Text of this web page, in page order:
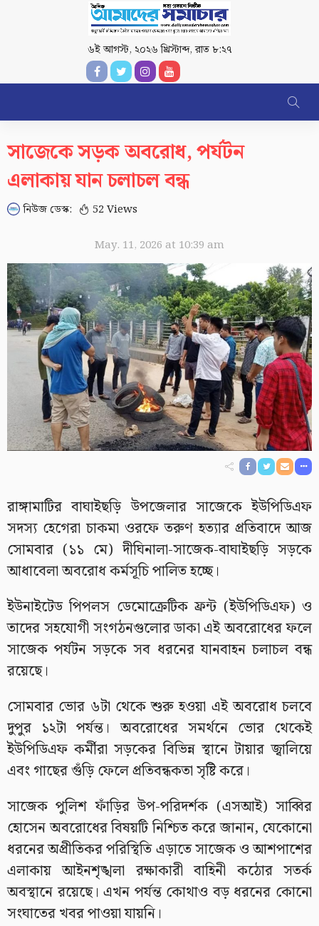
৬ই আগস্ট, ২০২৬ খ্রিস্টাব্দ,রাত ৮:২৭
সাজেকে সড়ক অবরোধ, পর্যটন
এলাকায় যান চলাচল বন্ধ
নিউজ ডেস্ক: 52 Views
May. 11, 2026 at 10:39 am
রাঙ্গামাটির বাঘাইছড়ি উপজেলার সাজেকে ইউপিডিএফ
সদস্য হেগেরা চাকমা ওরফে তরুণ হত্যার প্রতিবাদে আজ
সোমবার (১১ মে) দীঘিনালা-সাজেক-বাঘাইছড়ি সড়কে
আধাবেলা অবরোধ কর্মসূচি পালিত হচ্ছে।
ইউনাইটেড পিপলস ডেমোক্রেটিক ফ্রন্ট (ইউপিডিএফ) ও
তাদের সহযোগী সংগঠনগুলোর ডাকা এই অবরোধের ফলে
সাজেক পর্যটন সড়কে সব ধরনের যানবাহন চলাচল বন্ধ
রয়েছে।
সোমবার ভোর ৬টা থেকে শুরু হওয়া এই অবরোধ চলবে
দুপুর ১২টা পর্যন্ত। অবরোধের সমর্থনে ভোর থেকেই
ইউপিডিএফ কর্মীরা সড়কের বিভিন্ন স্থানে টায়ার জ্বালিয়ে
এবং গাছের গুঁড়ি ফেলে প্রতিবন্ধকতা সৃষ্টি করে।
সাজেক পুলিশ ফাঁড়ির উপ-পরিদর্শক (এসআই) সাব্বির
হোসেন অবরোধের বিষয়টি নিশ্চিত করে জানান, যেকোনো
ধরনের অপ্রীতিকর পরিস্থিতি এড়াতে সাজেক ও আশপাশের
এলাকায় আইনশৃঙ্খলা রক্ষাকারী বাহিনী কঠোর সতর্ক
অবস্থানে রয়েছে। এখন পর্যন্ত কোথাও বড় ধরনের কোনো
সংঘাতের খবর পাওয়া যায়নি।